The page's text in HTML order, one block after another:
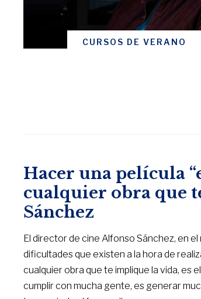
CURSOS DE VERANO
Hacer una película
cualquier obra que
Sánchez
El director de cine Alfonso Sánchez, en
dificultades que existen a la hora de
cualquier obra que te implique la vida, es
cumplir con mucha gente, es generar